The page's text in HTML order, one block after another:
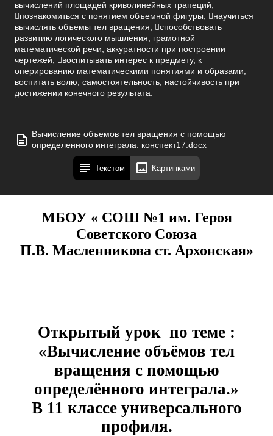
вычислений площадей криволинейных трапеций;
познакомиться с понятием объемной фигуры; научиться
вычислять объемы тел вращения; способствовать
развитию логического мышления, грамотной
математической речи, аккуратности при построении
чертежей; воспитывать интерес к предмету, к
оперированию математическими понятиями и образами,
воспитать волю, самостоятельность, настойчивость при
достижении конечного результата.
Вычисление объемов тел вращения с помощью
определенного интеграла. конспект17.docx
Текстом Картинками
МБОУ « СОШ №1 им. Героя
Советского Союза
П.В. Масленникова ст. Архонская»
Открытый урок по теме :
«Вычисление объёмов тел
вращения с помощью
определённого интеграла.»
В 11 классе универсального
профиля.